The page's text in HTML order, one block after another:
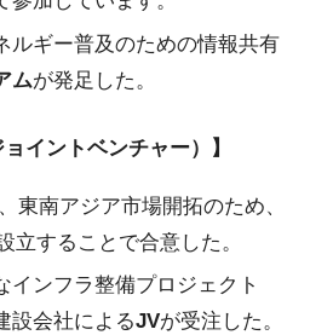
ルギー普及のための情報共有
ムが発足した。
イントベンチャー）】
東南アジア市場開拓のため、
立することで合意した。
インフラ整備プロジェクト
設会社によるJVが受注した。